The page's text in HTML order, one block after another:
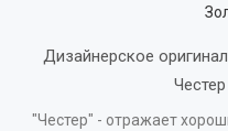
Дизайнерское
"Честер" - отражает